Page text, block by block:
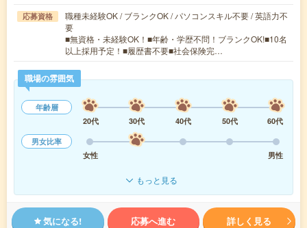
応募資格
職種未経験OK / ブランクOK / パソコンスキル不要 / 英語力不
要
■無資格・未経験OK！■年齢・学歴不問！ブランクOK!■10名
以上採用予定！■履歴書不要■社会保険完…
職場の雰囲気
年齢層
20代
30代 40代 50代
60代
男女比率
女性
男性
もっと見る
気になる! 応募へ進む 詳しく見る